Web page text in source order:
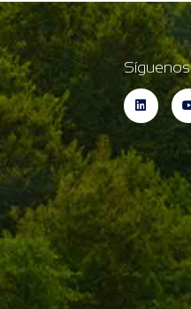
Síguenos